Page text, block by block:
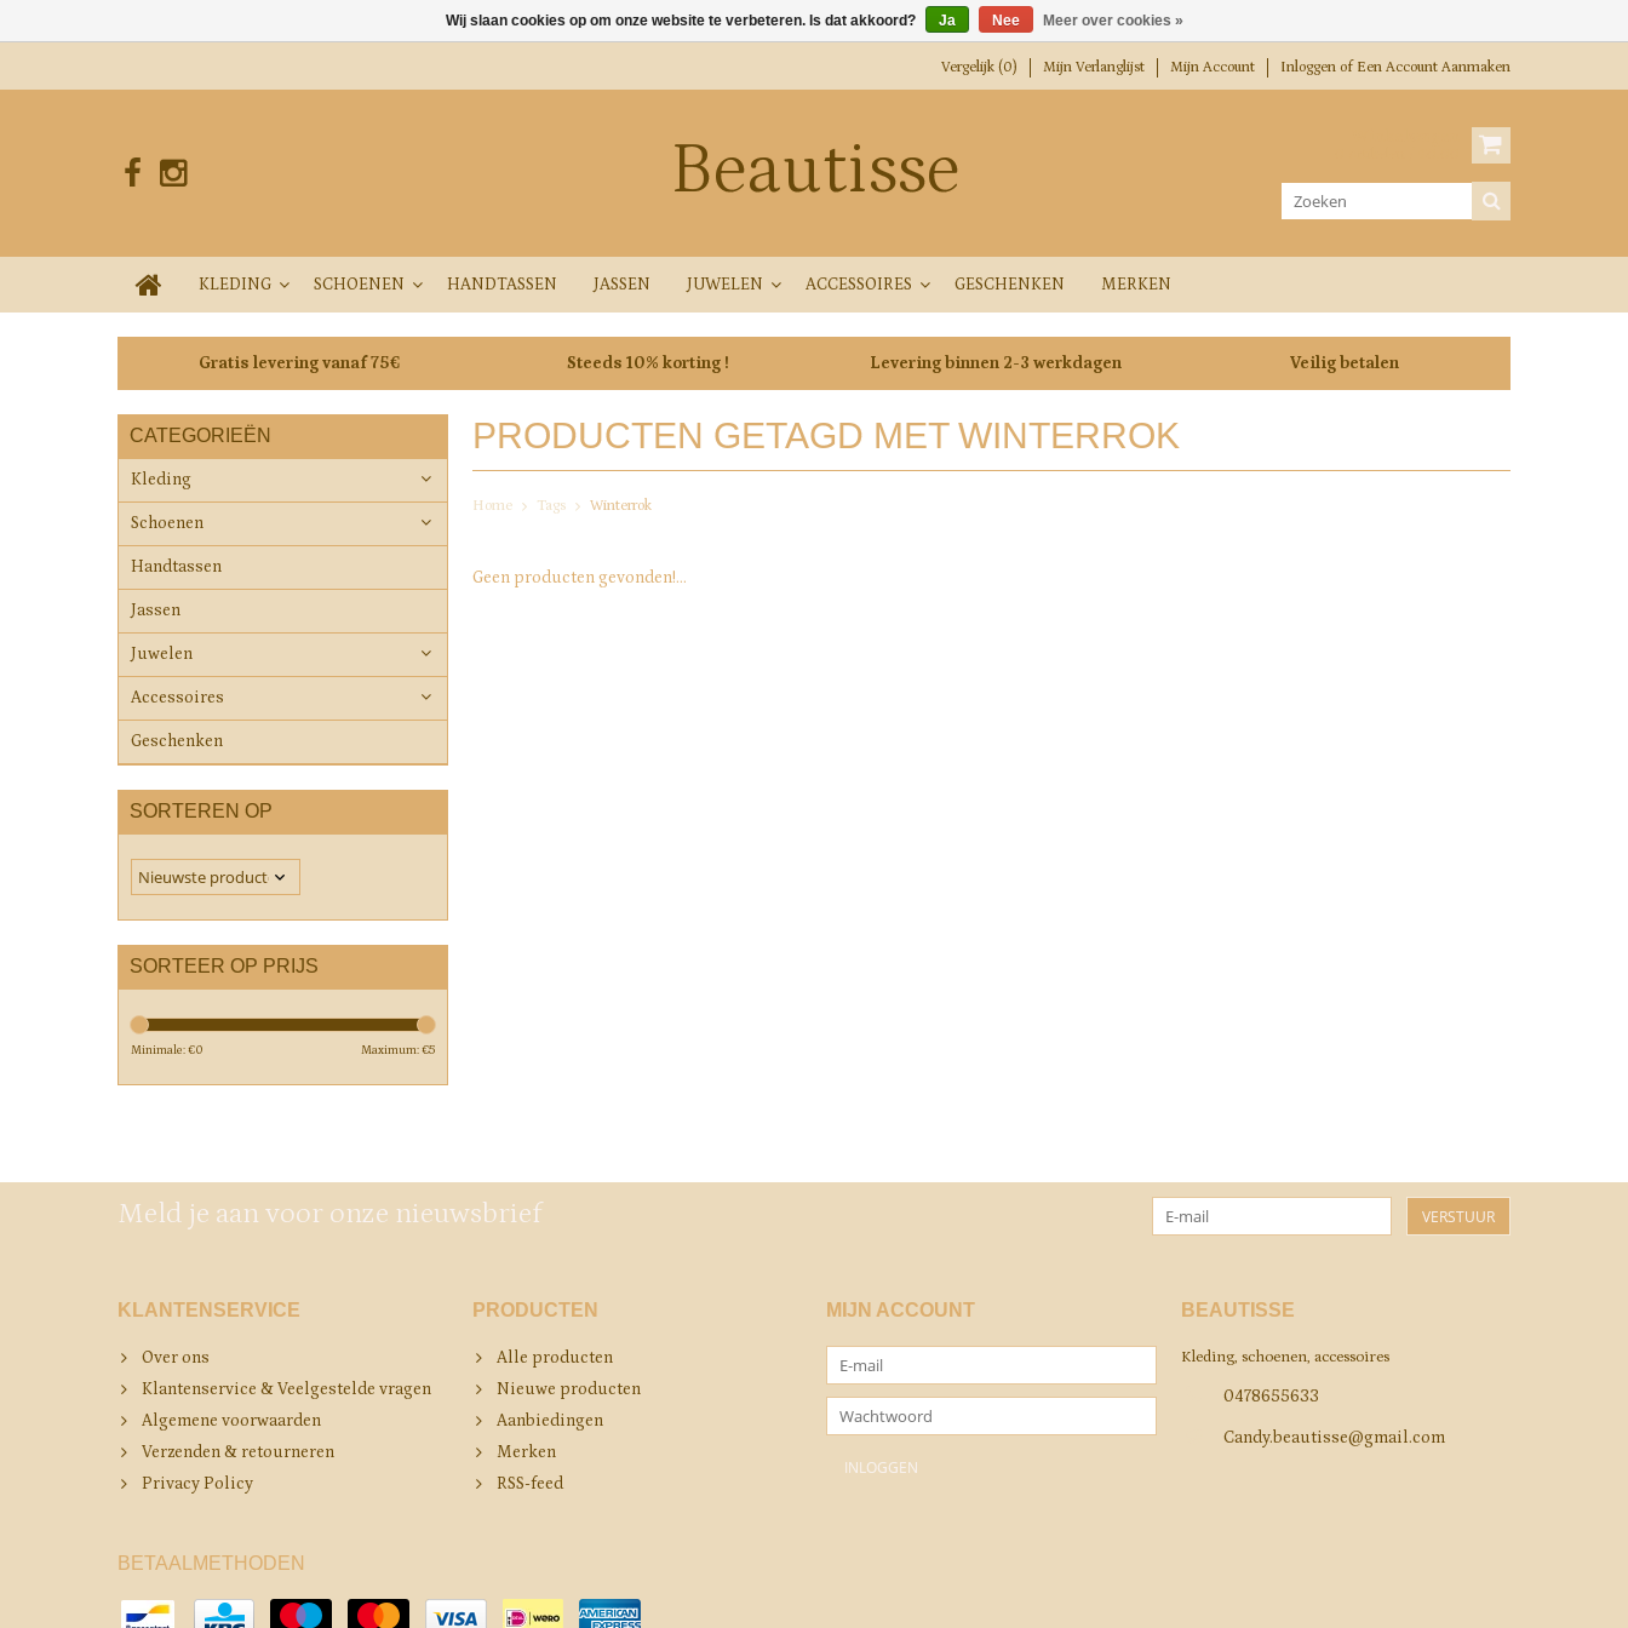
Vergelijk (0) Mijn Verlanglijst Mijn Account Inloggen of Een Account Aanmaken
Beautisse
KLEDING SCHOENEN HANDTASSEN JASSEN JUWELEN ACCESSOIRES GESCHENKEN MERKEN
Gratis levering vanaf 75€ Steeds 10% korting ! Levering binnen 2-3 werkdagen Veilig betalen
CATEGORIEËN
Kleding
Schoenen
Handtassen
Jassen
Juwelen
Accessoires
Geschenken
SORTEREN OP
SORTEER OP PRIJS
Minimale: €0 Maximum: €5
PRODUCTEN GETAGD MET WINTERROK
Home Tags Winterrok
Geen producten gevonden!...
Meld je aan voor onze nieuwsbrief VERSTUUR
KLANTENSERVICE
Over ons
Klantenservice & Veelgestelde vragen
Algemene voorwaarden
Verzenden & retourneren
Privacy Policy
PRODUCTEN
Alle producten
Nieuwe producten
Aanbiedingen
Merken
RSS-feed
MIJN ACCOUNT BEAUTISSE
Kleding, schoenen, accessoires
0478655633
Candy.beautisse@gmail.com
BETAALMETHODEN
Wij slaan cookies op om onze website te verbeteren. Is dat akkoord? Ja Nee Meer over cookies »